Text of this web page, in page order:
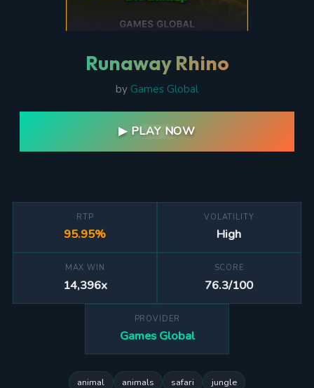
Runaway Rhino
by Games Global
▶ PLAY NOW
RTP
95.95%
VOLATILITY
High
MAX WIN
14,396x
SCORE
76.3/100
PROVIDER
Games Global
animal animals safari jungle